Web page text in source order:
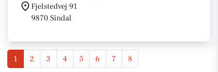
Fjelstedvej 91
9870 Sindal
1 2 3 4 5 6 7 8